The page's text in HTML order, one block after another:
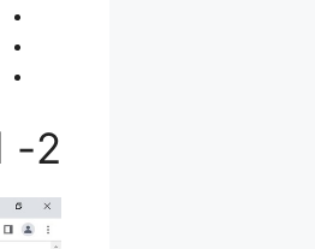
2- ایران دی دی اس